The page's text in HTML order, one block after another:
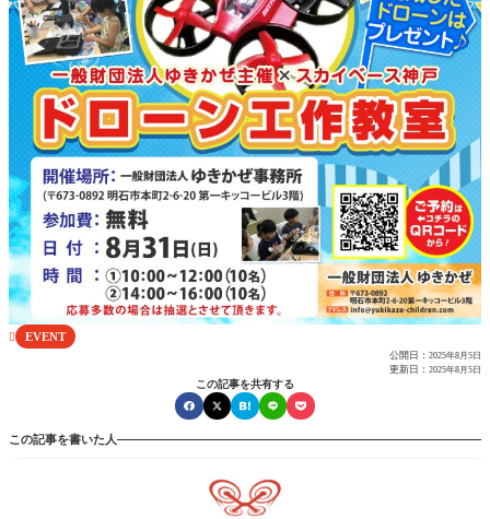
 EVENT
公開日： 2025年8月5日
更新日： 2025年8月5日
この記事を共有する
この記事を書いた人